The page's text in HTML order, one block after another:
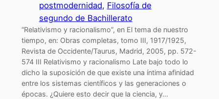
postmodernidad, Filosofía de
segundo de Bachillerato
“Relativismo y racionalismo”, en El tema de nuestro
tiempo, en: Obras completas, tomo III, 1917/1925,
Revista de Occidente/Taurus, Madrid, 2005, pp. 572-
574 III Relativismo y racionalismo Late bajo todo lo
dicho la suposición de que existe una íntima afinidad
entre los sistemas científicos y las generaciones o
épocas. ¿Quiere esto decir que la ciencia, y…